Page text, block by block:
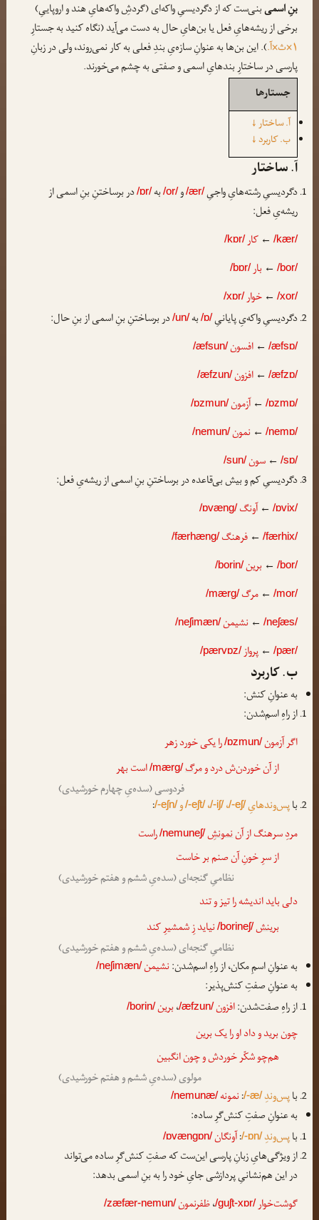
بنِ اسمیبنی‌ست که از دگردیسیِ واکه‌ای (گردشِ واکه‌هایِ هند و اروپاییِ)
برخی از ریشه‌هایِ فعل یا بن‌هایِ حال به دست می‌آید (نگاه کنید به جستارِ
۱×ث×آ.
). این بن‌ها به عنوانِ سازه‌یِ بندِ فعلی به کار نمی‌روند، ولی در زبانِ
پارسی در ساختارِ بندهایِ اسمی و صفتی به چشم می‌خورند.
جستارها
آ. ساختار↓
ب. کاربرد↓
آ. ساختار
دگردیسیِ رشته‌هایِ واجیِ/ær/و/or/به/ɒr/در برساختنِ بنِ اسمی از
ریشه‌یِ فعل:
/kær/
←کار/kɒr/
/bor/
← بار/bɒr/
/xor/
←خوار/xɒr/
دگردیسیِ واکه‌یِ پایانیِ/ɒ/به/un/در برساختنِ بنِ اسمی از بنِ حال:
/æfsɒ/
←افسون/æfsun/
/æfzɒ/
←افزون/æfzun/
/ɒzmɒ/
←آزمون/ɒzmun/
/nemɒ/
← نمون/nemun/
/sɒ/
←سون/sun/
دگردیسیِ کم و بیش بی‌قاعده در برساختنِ بنِ اسمی از ریشه‌یِ فعل:
/ɒvix/
←آونگ /ɒvæng/
/færhix/
←فرهنگ /færhæng/
/bor/
← برین/borin/
/mor/
←مرگ /mærg/
/neʃæs/
← نشیمن/neʃimæn/
/pær/
←پرواز/pærvɒz/
ب. کاربرد
به عنوانِ کنش:
از راهِ اسم‌شدن:
اگرآزمون/ɒzmun/را یکی خورد زهر
از آن خوردن‌ش درد ومرگ /mærg/است بهر
فردوسی (سده‌یِ چهارم خورشیدی)
باپس‌وندهایِ/-eʃ/،/-iʃ/،/-eʃt/و/-eʃn/
:
مردِ سرهنگ از آننمونشِ/nemuneʃ/راست
از سرِ خونِ آن صنم بر خاست
نظامیِ گنجه‌ای (سده‌یِ ششم و هفتم خورشیدی)
دلی باید اندیشه را تیز و تند
برینش /borineʃ/ نیاید زِ شمشیرِ کند
نظامیِ گنجه‌ای (سده‌یِ ششم و هفتم خورشیدی)
به عنوانِ اسمِ مکان، از راهِ اسم‌شدن:نشیمن/neʃimæn/
به عنوانِ صفتِ کنش‌پذیر:
از راهِ صفت‌شدن:افزون/æfzun/،برین/borin/
چون برید و داد او را یکبرین
هم‌چو شکّر خوردش و چون انگبین
مولوی (سده‌یِ ششم و هفتم خورشیدی)
باپس‌وندِ/-æ/
:نمونه/nemunæ/
به عنوانِ صفتِ کنش‌گرِ ساده:
باپس‌وندِ/-ɒn/
:آونگان/ɒvængɒn/
از ویژگی‌هایِ زبانِ پارسی این‌ست که صفتِ کنش‌گرِ ساده می‌تواند
در این هم‌نشانیِ پردازشی جایِ خود را به بنِ اسمی بدهد:
گوشت‌خوار/guʃt-xɒr/،ظفرنمون/zæfær-nemun/